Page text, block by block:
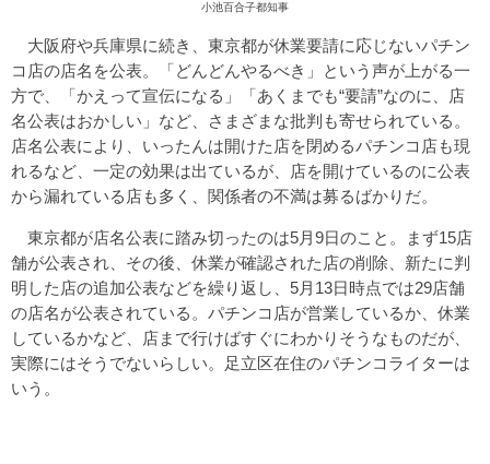
小池百合子都知事
大阪府や兵庫県に続き、東京都が休業要請に応じないパチン
コ店の店名を公表。「どんどんやるべき」という声が上がる一
方で、「かえって宣伝になる」「あくまでも“要請”なのに、店
名公表はおかしい」など、さまざまな批判も寄せられている。
店名公表により、いったんは開けた店を閉めるパチンコ店も現
れるなど、一定の効果は出ているが、店を開けているのに公表
から漏れている店も多く、関係者の不満は募るばかりだ。
東京都が店名公表に踏み切ったのは5月9日のこと。まず15店
舗が公表され、その後、休業が確認された店の削除、新たに判
明した店の追加公表などを繰り返し、5月13日時点では29店舗
の店名が公表されている。パチンコ店が営業しているか、休業
しているかなど、店まで行けばすぐにわかりそうなものだが、
実際にはそうでないらしい。足立区在住のパチンコライターは
いう。